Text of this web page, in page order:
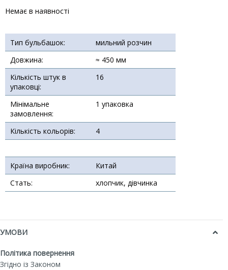
Немає в наявності
Тип бульбашок:
мильний розчин
Довжина:
≈ 450 мм
Кількість штук в
упаковці:
16
Мінімальне
замовлення:
1 упаковка
Кількість кольорів: 4
Країна виробник:
Китай
Стать:
хлопчик, дівчинка
УМОВИ
Політика повернення
Згідно із Законом